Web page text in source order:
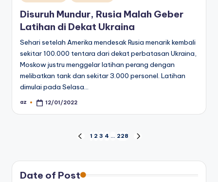
in
Disuruh Mundur, Rusia Malah Geber
Latihan di Dekat Ukraina
Sehari setelah Amerika mendesak Rusia menarik kembali
sekitar 100.000 tentara dari dekat perbatasan Ukraina,
Moskow justru menggelar latihan perang dengan
melibatkan tank dan sekitar 3.000 personel. Latihan
dimulai pada Selasa…
Posted
az 12/01/2022
pagination
PREVIOUS
1 2 3 4 … 228
Date of Post